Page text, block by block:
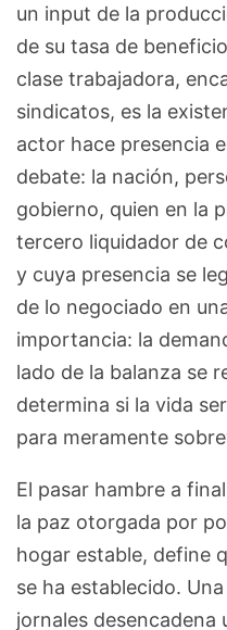
un input de la
de su tasa de
clase trabajadora,
sindicatos, es la
actor hace presencia
debate: la nación,
gobierno, quien en la
tercero liquidador de
y cuya presencia se
de lo negociado en
importancia: la
lado de la balanza se
determina si la vida
para meramente
El pasar hambre a
la paz otorgada por
hogar estable, define
se ha establecido.
jornales desencadena